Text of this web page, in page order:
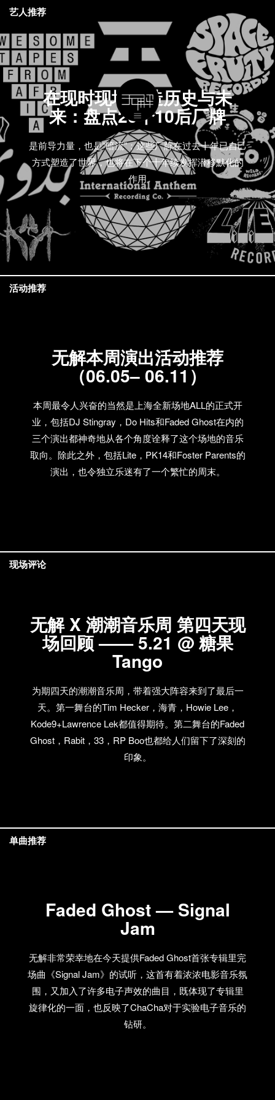
在现时现地创造历史与未
来：盘点20个10后厂牌
是前导力量，也是“暗流”；这些厂牌在过去十年已自己
方式塑造了世界，也将在下个十年续发挥潜移默化的
作用
艺人推荐
无解本周演出活动推荐
（06.05– 06.11）
本周最令人兴奋的当然是上海全新场地ALL的正式开
业，包括DJ Stingray，Do Hits和Faded Ghost在内的
三个演出都神奇地从各个角度诠释了这个场地的音乐
取向。除此之外，包括Lite，PK14和Foster Parents的
演出，也令独立乐迷有了一个繁忙的周末。
活动推荐
无解 X 潮潮音乐周 第四天现
场回顾 —— 5.21 @ 糖果
Tango
为期四天的潮潮音乐周，带着强大阵容来到了最后一
天。第一舞台的Tim Hecker，海青，Howie Lee，
Kode9+Lawrence Lek都值得期待。第二舞台的Faded
Ghost，Rabit，33，RP Boo也都给人们留下了深刻的
印象。
现场评论
Faded Ghost — Signal
Jam
无解非常荣幸地在今天提供Faded Ghost首张专辑里完
场曲《Signal Jam》的试听，这首有着浓浓电影音乐氛
围，又加入了许多电子声效的曲目，既体现了专辑里
旋律化的一面，也反映了ChaCha对于实验电子音乐的
钻研。
单曲推荐